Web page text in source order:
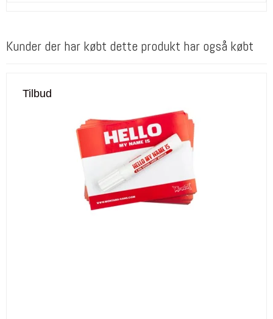
Kunder der har købt dette produkt har også købt
Tilbud